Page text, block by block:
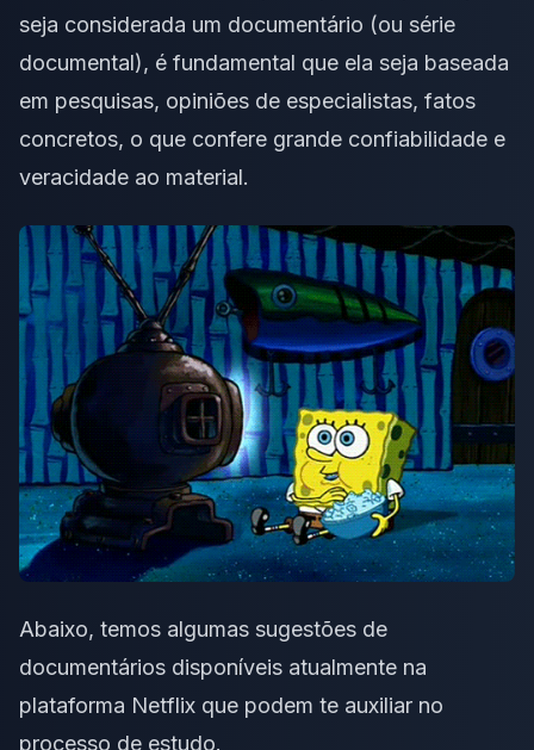
seja considerada um documentário (ou série
documental), é fundamental que ela seja baseada
em pesquisas, opiniões de especialistas, fatos
concretos, o que confere grande confiabilidade e
veracidade ao material.
Abaixo, temos algumas sugestões de
documentários disponíveis atualmente na
plataforma Netflix que podem te auxiliar no
processo de estudo.